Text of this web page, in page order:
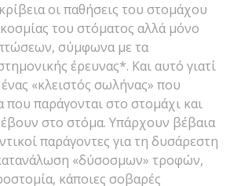
οι παθήσεις του στομάχου
του στόματος αλλά μόνο
σύμφωνα με τα
έρευνας*. Και αυτό γιατί
«κλειστός σωλήνας» που
που παράγονται στο στομάχι και
στο στόμα. Υπάρχουν βέβαια
παράγοντες για τη δυσάρεστη
«δύσοσμων» τροφών,
κάποιες σοβαρές